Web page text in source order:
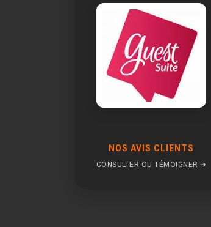
NOS AVIS CLIENTS
CONSULTER OU TÉMOIGNER ➔